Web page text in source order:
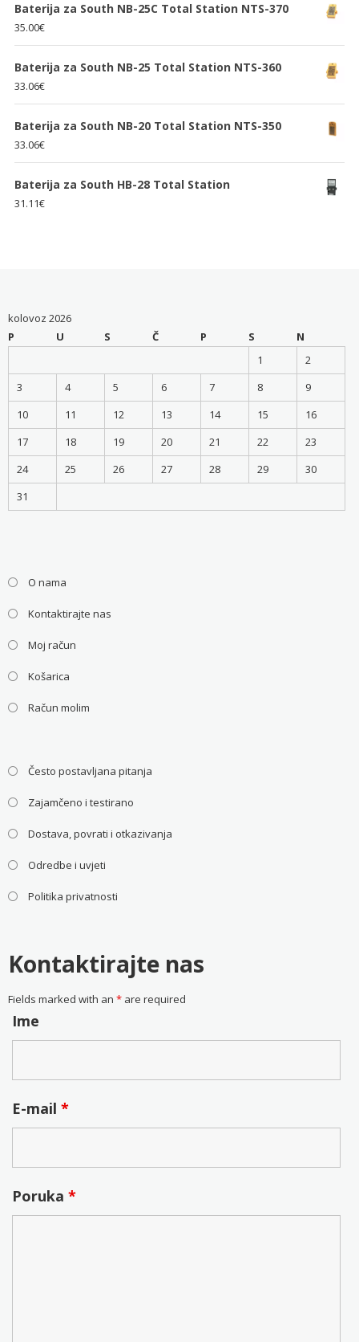
Baterija za South NB-25C Total Station NTS-370
35.00€
Baterija za South NB-25 Total Station NTS-360
33.06€
Baterija za South NB-20 Total Station NTS-350
33.06€
Baterija za South HB-28 Total Station
31.11€
kolovoz 2026
P
U S Č P S
N
1
2
3
4 5 6 7 8
9
10
11 12 13 14 15
16
17
18 19 20 21 22
23
24
25 26 27 28 29
30
31
O nama
Kontaktirajte nas
Moj račun
Košarica
Račun molim
Često postavljana pitanja
Zajamčeno i testirano
Dostava, povrati i otkazivanja
Odredbe i uvjeti
Politika privatnosti
Kontaktirajte nas
Fields marked with an *are required
Ime
E-mail *
Poruka *